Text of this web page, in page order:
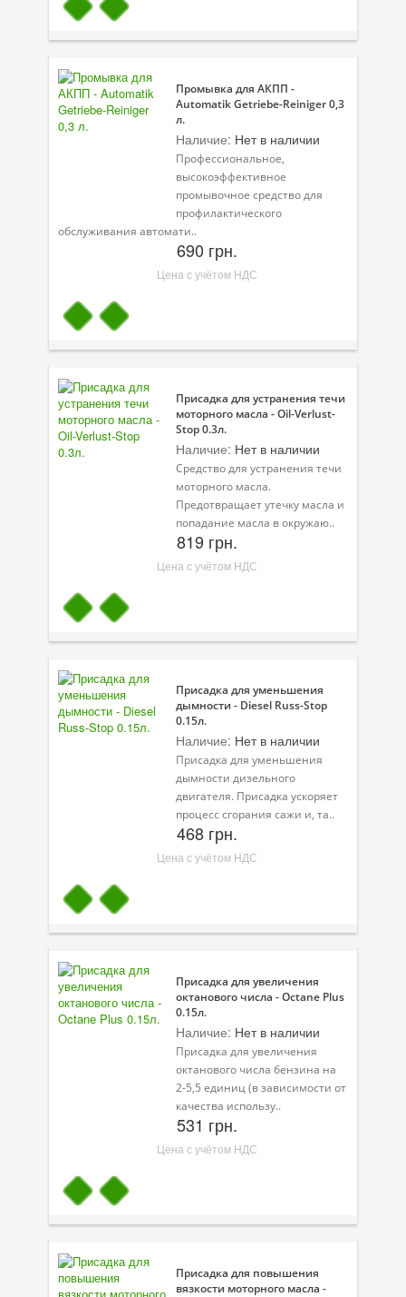
Промывка для АКПП -
Automatik Getriebe-Reiniger 0,3
л.
Наличие: Нет в наличии
Профессиональное,
высокоэффективное
промывочное средство для
профилактического
обслуживания автомати..
690 грн.
Цена с учётом НДС
Присадка для устранения течи
моторного масла - Oil-Verlust-
Stop 0.3л.
Наличие: Нет в наличии
Средство для устранения течи
моторного масла.
Предотвращает утечку масла и
попадание масла в окружаю..
819 грн.
Цена с учётом НДС
Присадка для уменьшения
дымности - Diesel Russ-Stop
0.15л.
Наличие: Нет в наличии
Присадка для уменьшения
дымности дизельного
двигателя. Присадка ускоряет
процесс сгорания сажи и, та..
468 грн.
Цена с учётом НДС
Присадка для увеличения
октанового числа - Octane Plus
0.15л.
Наличие: Нет в наличии
Присадка для увеличения
октанового числа бензина на
2-5,5 единиц (в зависимости от
качества использу..
531 грн.
Цена с учётом НДС
Присадка для повышения
вязкости моторного масла -